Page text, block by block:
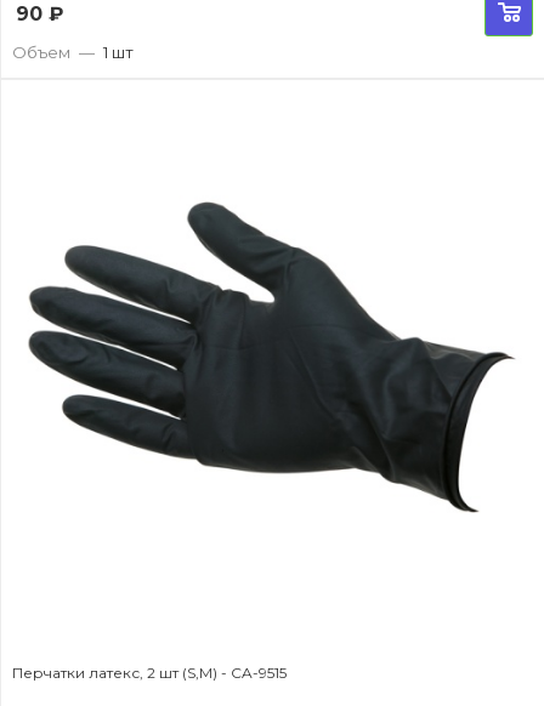
90 ₽
Объем — 1 шт
Перчатки латекс, 2 шт (S,M) - CA-9515